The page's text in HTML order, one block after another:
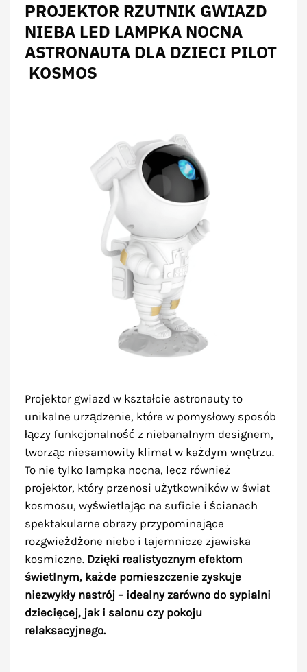
PROJEKTOR RZUTNIK GWIAZD
NIEBA LED LAMPKA NOCNA
ASTRONAUTA DLA DZIECI PILOT
KOSMOS
Projektor gwiazd w kształcie astronauty to
unikalne urządzenie, które w pomysłowy sposób
łączy funkcjonalność z niebanalnym designem,
tworząc niesamowity klimat w każdym wnętrzu.
To nie tylko lampka nocna, lecz również
projektor, który przenosi użytkowników w świat
kosmosu, wyświetlając na suficie i ścianach
spektakularne obrazy przypominające
rozgwieżdżone niebo i tajemnicze zjawiska
kosmiczne. Dzięki realistycznym efektom
świetlnym, każde pomieszczenie zyskuje
niezwykły nastrój – idealny zarówno do sypialni
dziecięcej, jak i salonu czy pokoju
relaksacyjnego.